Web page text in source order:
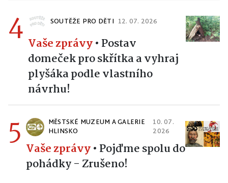
4 SOUTĚŽE PRO DĚTI 12. 07. 2026
Vaše zprávy• Postav
domeček pro skřítka a vyhraj
plyšáka podle vlastního
návrhu!
5
MĚSTSKÉ MUZEUM A GALERIE
HLINSKO
10. 07.
2026
Vaše zprávy• Pojďme spolu do
pohádky - Zrušeno!